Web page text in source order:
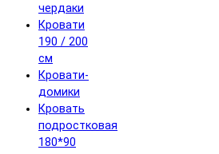
чердаки
Кровати
190 / 200
см
Кровати-
домики
Кровать
подростковая
180*90